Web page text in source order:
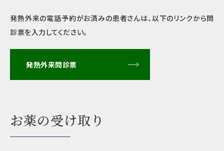
発熱外来の電話予約がお済みの患者さんは、以下のリンクから問
診票を入力してください。
発熱外来問診票
お薬の受け取り